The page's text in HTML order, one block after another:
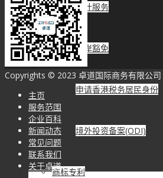
审计服务
离岸豁免
申请香港税务居民身份
境外投资备案(ODI)
商标专利
Copyrights © 2023 卓道国际商务有限公司
主页
服务范围
企业百科
新闻动态
常见问题
联系我们
关于卓道